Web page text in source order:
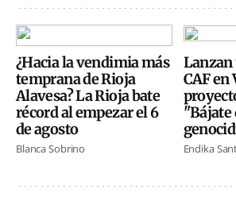
¿Hacia la vendimia más
temprana de Rioja
Alavesa? La Rioja bate
récord al empezar el 6
de agosto
Blanca Sobrino
Lanzan
CAF en
"Bájate
Endika